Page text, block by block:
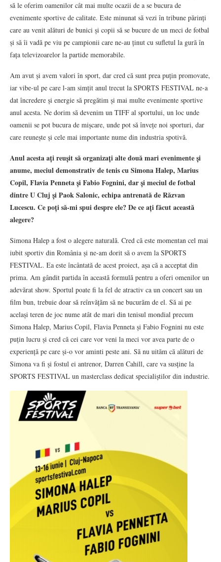
să le oferim oamenilor cât mai multe ocazii de a se bucura de
evenimente sportive de calitate. Este minunat să vezi în tribune părinți
care au venit alături de bunici și copii să se bucure de un meci de fotbal
și să îi vadă pe viu pe campionii care ne-au ținut cu sufletul la gură în
fața televizoarelor la partide memorabile.
Am avut și avem valori în sport, dar cred că sunt prea puțin promovate,
iar vibe-ul pe care l-am simțit anul trecut la SPORTS FESTIVAL ne-a
dat încredere și energie să pregătim și mai multe evenimente sportive
anul acesta. Ne dorim să devenim un TIFF al sportului, un loc unde
oamenii se pot bucura de mișcare, unde pot să învețe noi sporturi, dar
care reunește și cele mai importante nume din industria spotivă.
Anul acesta ați reușit să organizați alte două mari evenimente și
anume, meciul demonstrativ de tenis cu Simona Halep, Marius
Copil, Flavia Penneta și Fabio Fognini, dar și meciul de fotbal
dintre U Cluj și Paok Salonic, echipa antrenată de Răzvan
Lucescu. Ce poți să-mi spui despre ele? De ce ați făcut această
alegere?
Simona Halep a fost o alegere naturală. Cred că este momentan cel mai
iubit sportiv din România și ne-am dorit să o avem la SPORTS
FESTIVAL. Ea este încântată de acest proiect, așa că a acceptat din
prima. Am gândit partida în această formulă pentru a oferi omenilor un
adevărat show. Sportul poate fi la fel de atractiv ca un concert sau un
film bun, trebuie doar să reînvățăm să ne bucurăm de el. Să ai pe
același teren de joc nume atât de mari din tenisul mondial precum
Simona Halep, Marius Copil, Flavia Penneta și Fabio Fognini nu este
puțin lucru și cred că cei care vor veni la meci vor avea parte de o
experiență pe care și-o vor aminti peste ani. Să nu uităm că alături de
Simona va fi și fostul ei antrenor, Darren Cahill, care va susține la
SPORTS FESTIVAL un masterclass dedicat specialiștilor din industrie.